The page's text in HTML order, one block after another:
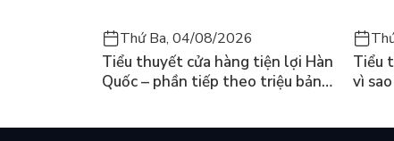
Thứ Ba, 04/08/2026
Tiểu thuyết cửa hàng tiện lợi Hàn
Quốc – phần tiếp theo triệu bản
Tiểu
vì